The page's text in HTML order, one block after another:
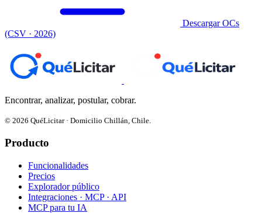
Descargar OCs
(CSV · 2026)
Encontrar, analizar, postular, cobrar.
© 2026 QuéLicitar · Domicilio Chillán, Chile.
Producto
Funcionalidades
Precios
Explorador público
Integraciones · MCP · API
MCP para tu IA